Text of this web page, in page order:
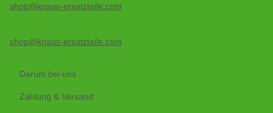
shop@knaus-ersatzteile.com
shop@knaus-ersatzteile.com
Darum bei uns
Zahlung & Versand